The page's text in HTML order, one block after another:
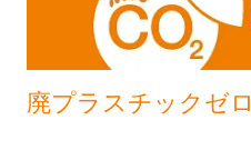
廃プラスチックゼロ